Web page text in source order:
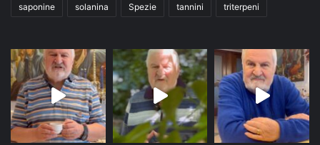
saponine solanina Spezie tannini triterpeni